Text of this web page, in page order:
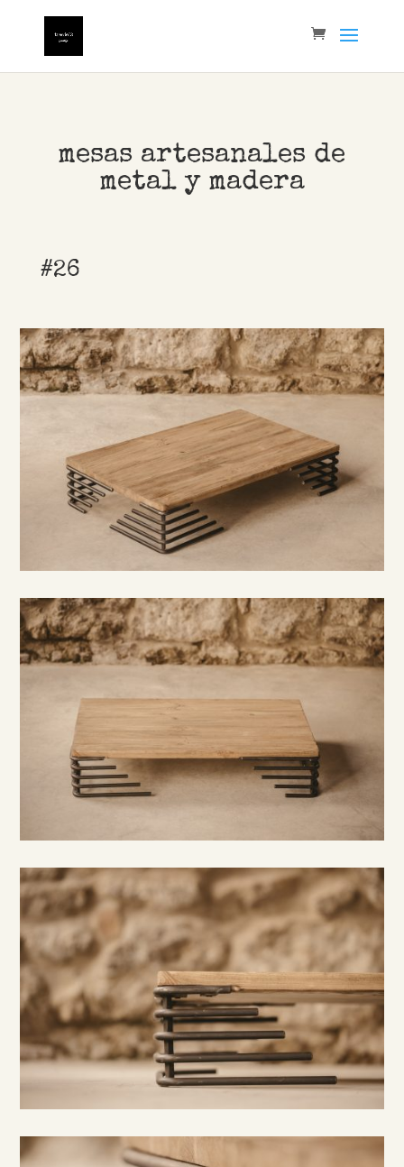
mesas artesanales de
metal y madera
#26